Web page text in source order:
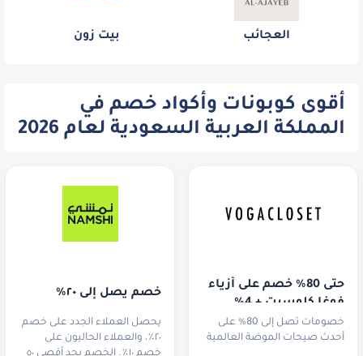
العجائب بيت زون
أقوى كوبونات وأكواد خصم في
المملكة العربية السعودية لعام 2026
حتى 80% خصم على أزياء
فوغا كلوسيت + 4%
خصم إضافي!
خصومات تصل إلى 80% على
أحدث صيحات الموضة العالمية
خصم يصل إلى ٢٠٪
يحصل العملاء الجدد على خصم
٢٠٪، والعملاء الحاليون على